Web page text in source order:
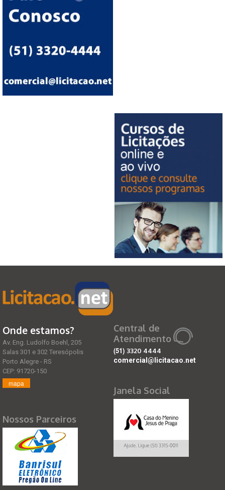
Onde estamos?
Av. Eng. Ludolfo Boehl, 205
Salas 301 e 302 Teresópolis
Porto Alegre - RS
CEP: 91720-150
mapa
Nossos Parceiros
Central de
Atendimento
(51) 3320 4444
comercial@licitacao.net
Janela Social